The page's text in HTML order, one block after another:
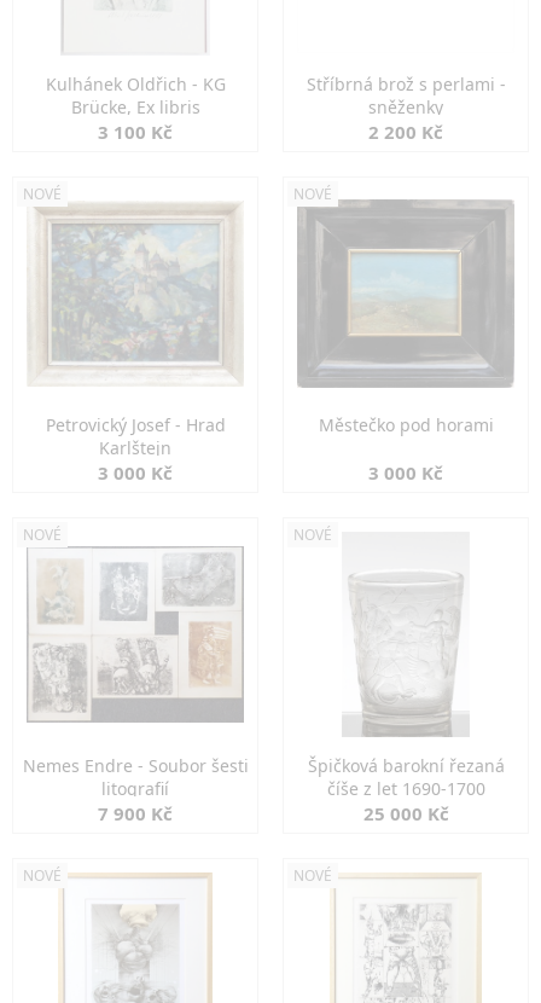
Kulhánek Oldřich - KG
Brücke, Ex libris
3 100 Kč
Stříbrná brož s perlami -
sněženky
2 200 Kč
NOVÉ
Petrovický Josef - Hrad
Karlštejn
3 000 Kč
NOVÉ
Městečko pod horami
3 000 Kč
NOVÉ
Nemes Endre - Soubor šesti
litografií
7 900 Kč
NOVÉ
Špičková barokní řezaná
číše z let 1690-1700
25 000 Kč
NOVÉ NOVÉ